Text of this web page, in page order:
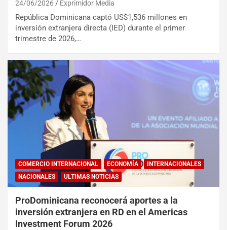
24/06/2026 Exprimidor Media
República Dominicana captó US$1,536 millones en
inversión extranjera directa (IED) durante el primer
trimestre de 2026,…
COMERCIO INTERNACIONAL ECONOMÍA
INTERNACIONALES
NACIONALES
ULTIMAS NOTICIAS
ProDominicana reconocerá aportes a la
inversión extranjera en RD en el Americas
Investment Forum 2026